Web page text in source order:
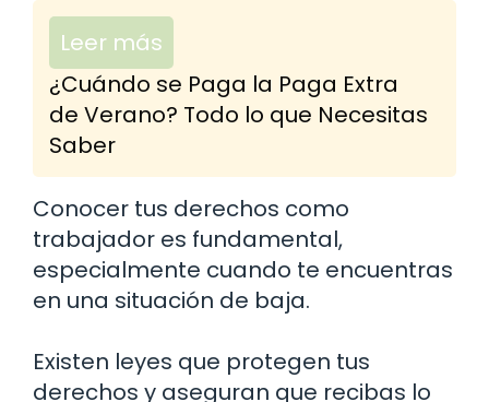
Leer más
¿Cuándo se Paga la Paga Extra
de Verano? Todo lo que Necesitas
Saber
Conocer tus derechos como
trabajador es fundamental,
especialmente cuando te encuentras
en una situación de baja.
Existen leyes que protegen tus
derechos y aseguran que recibas lo